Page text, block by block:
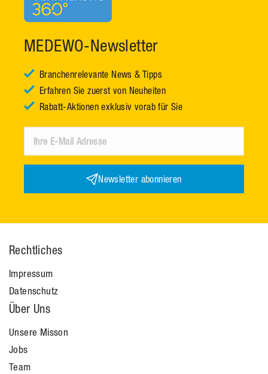
MEDEWO-Newsletter
Branchenrelevante News & Tipps
Erfahren Sie zuerst von Neuheiten
Rabatt-Aktionen exklusiv vorab für Sie
Newsletter abonnieren
Rechtliches
Impressum
Datenschutz
Über Uns
Unsere Misson
Jobs
Team